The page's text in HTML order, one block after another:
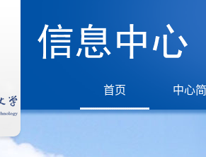
首页 中心